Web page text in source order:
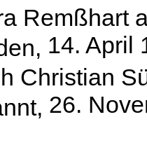
Remßhart
14. April
Christian
26.